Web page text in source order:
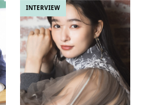
INTERVIEW